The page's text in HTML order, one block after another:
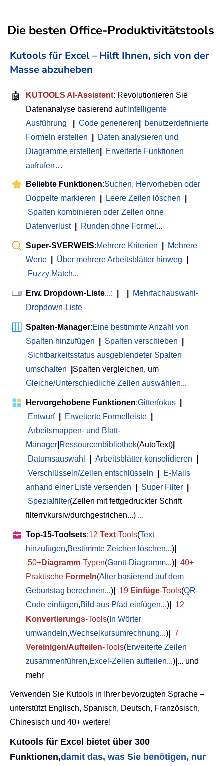
Die besten Office-Produktivitätstools
Kutools für Excel – Hilft Ihnen, sich von der
Masse abzuheben
🤖 KUTOOLS AI-Assistent: Revolutionieren Sie
Datenanalyse basierend auf: Intelligente
Ausführung
Code generieren
benutzerdefinierte
Formeln erstellen
Daten analysieren und
Diagramme erstellen
Erweiterte Funktionen
aufrufen…
Beliebte Funktionen:Suchen, Hervorheben oder
Doppelte markieren
Leere Zeilen löschen
Spalten kombinieren oder Zellen ohne
Datenverlust
Runden ohne Formel ...
Super-SVERWEIS:Mehrere Kriterien
Mehrere
Werte
Über mehrere Arbeitsblätter hinweg
Fuzzy Match...
Erw. Dropdown-Liste...:
Mehrfachauswahl-
Dropdown-Liste
Spalten-Manager:Eine bestimmte Anzahl von
Spalten hinzufügen
Spalten verschieben
Sichtbarkeitsstatus ausgeblendeter Spalten
umschalten
Spalten vergleichen, um
Gleiche/Unterschiedliche Zellen auswählen...
Hervorgehobene Funktionen:Gitterfokus
Entwurf
Erweiterte Formelleiste
Arbeitsmappen- und Blatt-
Manager Ressourcenbibliothek(AutoText)
Datumsauswahl
Arbeitsblätter konsolidieren
Verschlüsseln/Zellen entschlüsseln
E-Mails
anhand einer Liste versenden
Super Filter
Spezialfilter(Zellen mit fettgedruckter Schrift
filtern/kursiv/durchgestrichen...) ...
Top-15-Toolsets:12 Text-Tools(Text
hinzufügen,Bestimmte Zeichen löschen...)
50+Diagramm-Typen(Gantt-Diagramm...)
40+
Praktische Formeln(Alter basierend auf dem
Geburtstag berechnen...) 19 Einfüge-Tools(QR-
Code einfügen,Bild aus Pfad einfügen...)
12
Konvertierungs-Tools( In Wörter
umwandeln,Wechselkursumrechnung...)
7
Vereinigen/Aufteilen-Tools(Erweiterte Zeilen
zusammenführen,Excel-Zellen aufteilen...) ... und
mehr
Verwenden Sie Kutools in Ihrer bevorzugten Sprache –
unterstützt Englisch, Spanisch, Deutsch, Französisch,
Chinesisch und 40+ weitere!
Kutools für Excel bietet über 300
Funktionen,damit das, was Sie benötigen, nur